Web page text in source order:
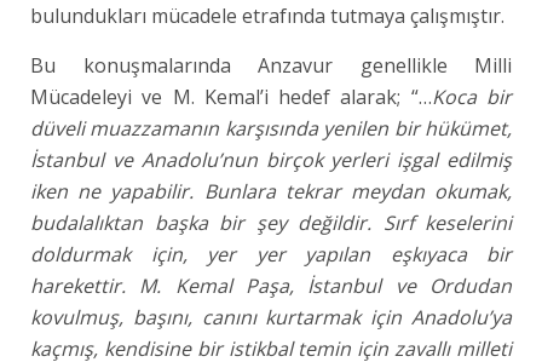
bulundukları mücadele etrafında tutmaya çalışmıştır.
Bu konuşmalarında Anzavur genellikle Milli
Mücadeleyi ve M. Kemal’i hedef alarak; “…Koca bir
düveli muazzamanın karşısında yenilen bir hükümet,
İstanbul ve Anadolu’nun birçok yerleri işgal edilmiş
iken ne yapabilir. Bunlara tekrar meydan okumak,
budalalıktan başka bir şey değildir. Sırf keselerini
doldurmak için, yer yer yapılan eşkıyaca bir
harekettir. M. Kemal Paşa, İstanbul ve Ordudan
kovulmuş, başını, canını kurtarmak için Anadolu’ya
kaçmış, kendisine bir istikbal temin için zavallı milleti